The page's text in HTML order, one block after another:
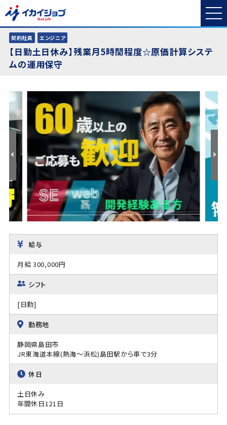
契約社員 エンジニア
【日勤土日休み】残業月5時間程度☆原価計算システ
ムの運用保守
給与
月給 300,000円
シフト
[日勤]
勤務地
静岡県島田市
JR東海道本線(熱海～浜松)島田駅から車で3分
休日
土日休み
年間休日121日